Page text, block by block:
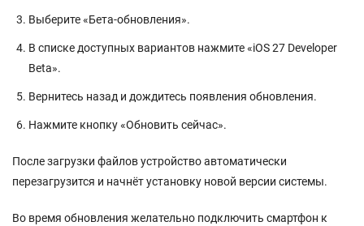
Выберите «Бета-обновления».
В списке доступных вариантов нажмите «iOS 27 Developer
Beta».
Вернитесь назад и дождитесь появления обновления.
Нажмите кнопку «Обновить сейчас».
После загрузки файлов устройство автоматически
перезагрузится и начнёт установку новой версии системы.
Во время обновления желательно подключить смартфон к